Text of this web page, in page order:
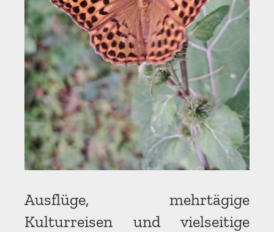
Ausflüge, mehrtägige
Kulturreisen und vielseitige